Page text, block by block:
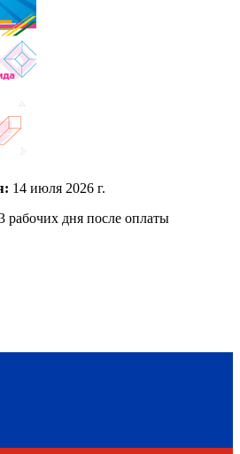
14 июля 2026 г.
рабочих дня после оплаты